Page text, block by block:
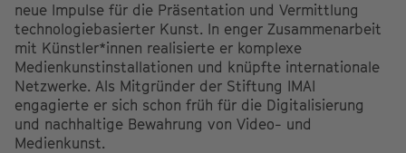
neue Impulse für die Präsentation und Vermittlung
technologiebasierter Kunst. In enger Zusammenarbeit
mit Künstler*innen realisierte er komplexe
Medienkunstinstallationen und knüpfte internationale
Netzwerke. Als Mitgründer der Stiftung IMAI
engagierte er sich schon früh für die Digitalisierung
und nachhaltige Bewahrung von Video- und
Medienkunst.